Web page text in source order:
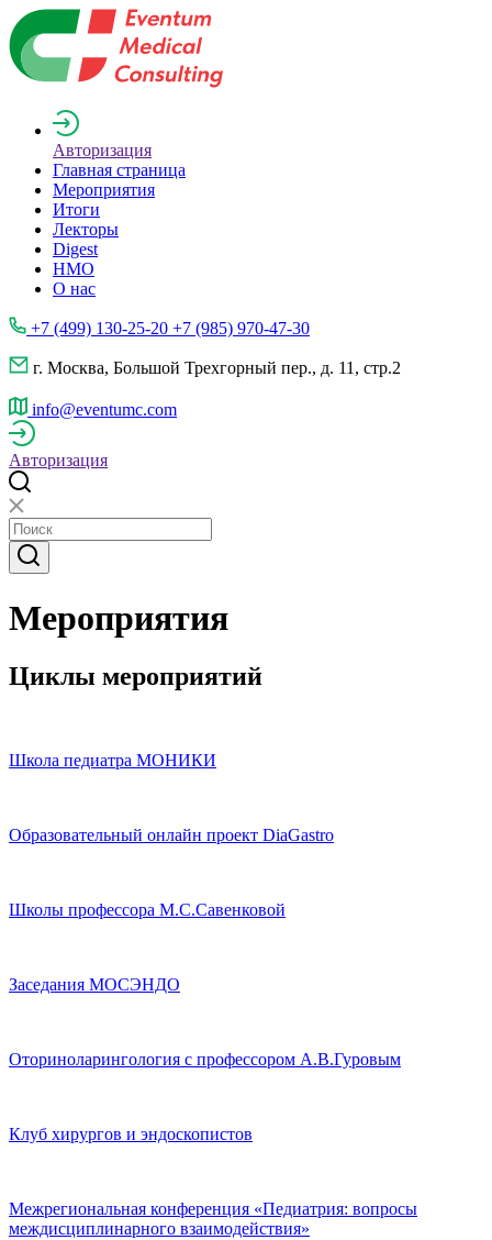
Авторизация
Главная страница
Мероприятия
Итоги
Лекторы
Digest
НМО
О нас
+7 (499) 130-25-20 +7 (985) 970-47-30
г. Москва, Большой Трехгорный пер., д. 11, стр.2
info@eventumc.com
Авторизация
Мероприятия
Циклы мероприятий
Школа педиатра МОНИКИ
Образовательный онлайн проект DiaGastro
Школы профессора М.С.Савенковой
Заседания МОСЭНДО
Оториноларингология с профессором А.В.Гуровым
Клуб хирургов и эндоскопистов
Межрегиональная конференция «Педиатрия: вопросы
междисциплинарного взаимодействия»